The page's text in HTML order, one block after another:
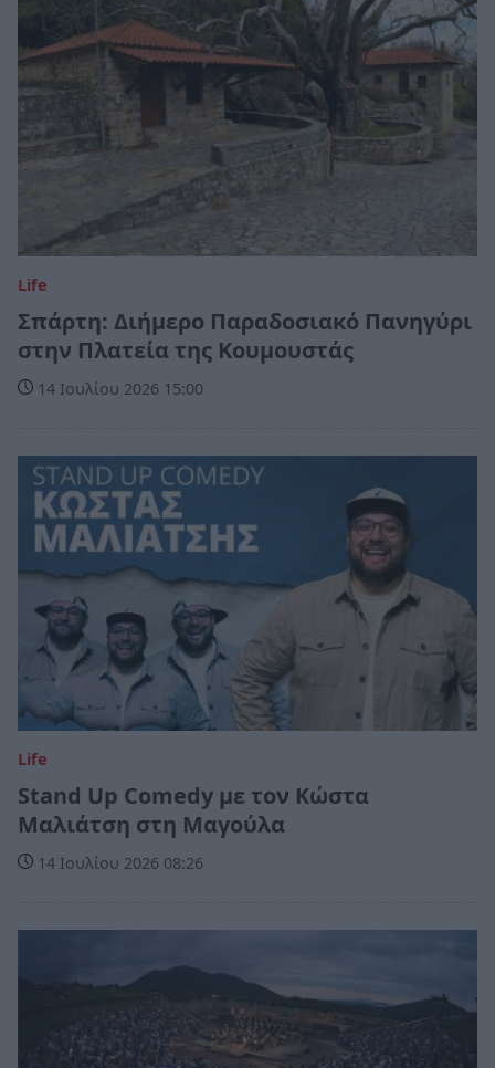
Life
Σπάρτη: Διήμερο Παραδοσιακό Πανηγύρι
στην Πλατεία της Κουμουστάς
14 Ιουλίου 2026 15:00
Life
Stand Up Comedy με τον Κώστα
Μαλιάτση στη Μαγούλα
14 Ιουλίου 2026 08:26